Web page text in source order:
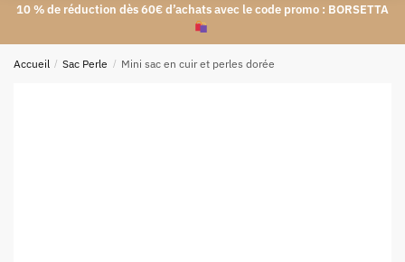
10 % de réduction dès 60€ d’achats avec le code promo : BORSETTA
Accueil / Sac Perle / Mini sac en cuir et perles dorée